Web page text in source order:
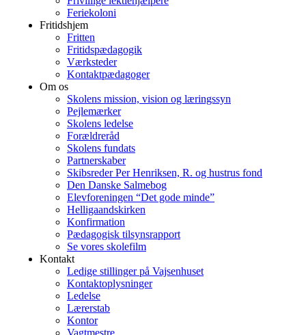
Feriekoloni
Fritidshjem
Fritten
Fritidspædagogik
Værksteder
Kontaktpædagoger
Om os
Skolens mission, vision og læringssyn
Pejlemærker
Skolens ledelse
Forældreråd
Skolens fundats
Partnerskaber
Skibsreder Per Henriksen, R. og hustrus fond
Den Danske Salmebog
Elevforeningen “Det gode minde”
Helligaandskirken
Konfirmation
Pædagogisk tilsynsrapport
Se vores skolefilm
Kontakt
Ledige stillinger på Vajsenhuset
Kontaktoplysninger
Ledelse
Lærerstab
Kontor
Vagtmestre